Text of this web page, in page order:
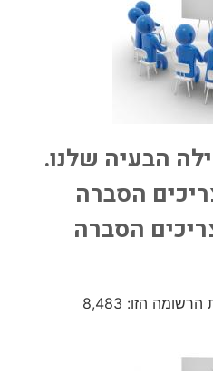
הבעיה שלנו.
הסברה
הסברה
הזו: 8,483